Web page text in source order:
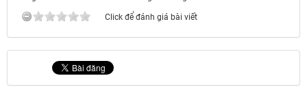
Click để đánh giá bài viết